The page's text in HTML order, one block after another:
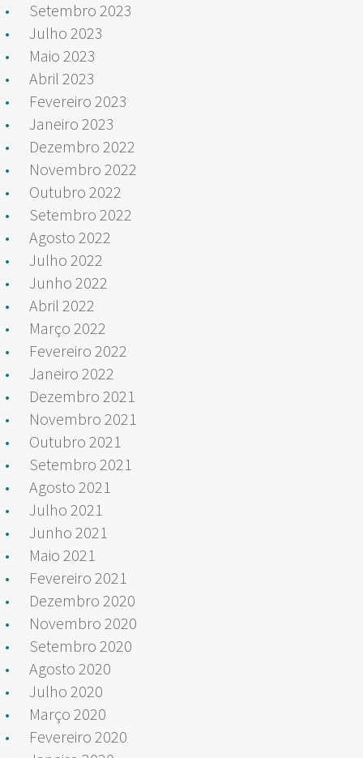
Setembro 2023
Julho 2023
Maio 2023
Abril 2023
Fevereiro 2023
Janeiro 2023
Dezembro 2022
Novembro 2022
Outubro 2022
Setembro 2022
Agosto 2022
Julho 2022
Junho 2022
Abril 2022
Março 2022
Fevereiro 2022
Janeiro 2022
Dezembro 2021
Novembro 2021
Outubro 2021
Setembro 2021
Agosto 2021
Julho 2021
Junho 2021
Maio 2021
Fevereiro 2021
Dezembro 2020
Novembro 2020
Setembro 2020
Agosto 2020
Julho 2020
Março 2020
Fevereiro 2020